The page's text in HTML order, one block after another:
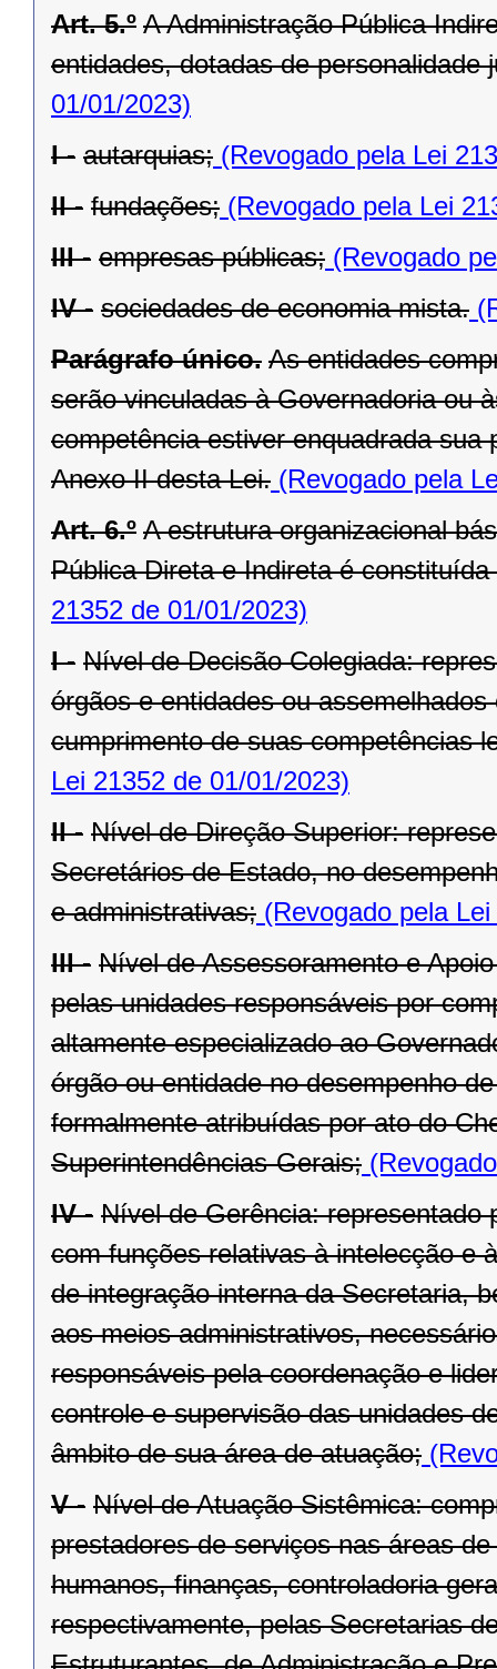
Art. 5.º A Administração Pública
entidades, dotadas de personalidade
01/01/2023)
I - autarquias; (Revogado pela Lei
II - fundações; (Revogado pela Lei
III - empresas públicas; (Revogado
IV - sociedades de economia mista.
Parágrafo único. As entidades
serão vinculadas à Governadoria ou
competência estiver enquadrada
Anexo II desta Lei. (Revogado pela
Art. 6.º A estrutura organizacional
Pública Direta e Indireta é
21352 de 01/01/2023)
I - Nível de Decisão Colegiada:
órgãos e entidades ou
cumprimento de suas competências
Lei 21352 de 01/01/2023)
II - Nível de Direção Superior:
Secretários de Estado, no
e administrativas; (Revogado pela
III - Nível de Assessoramento e
pelas unidades responsáveis por
altamente especializado ao
órgão ou entidade no desempenho
formalmente atribuídas por ato do
Superintendências-Gerais;
IV - Nível de Gerência: representado
com funções relativas à intelecção e
de integração interna da Secretaria,
aos meios administrativos,
responsáveis pela coordenação e
controle e supervisão das unidades
âmbito de sua área de atuação;
V - Nível de Atuação Sistêmica:
prestadores de serviços nas áreas
humanos, finanças, controladoria
respectivamente, pelas Secretarias